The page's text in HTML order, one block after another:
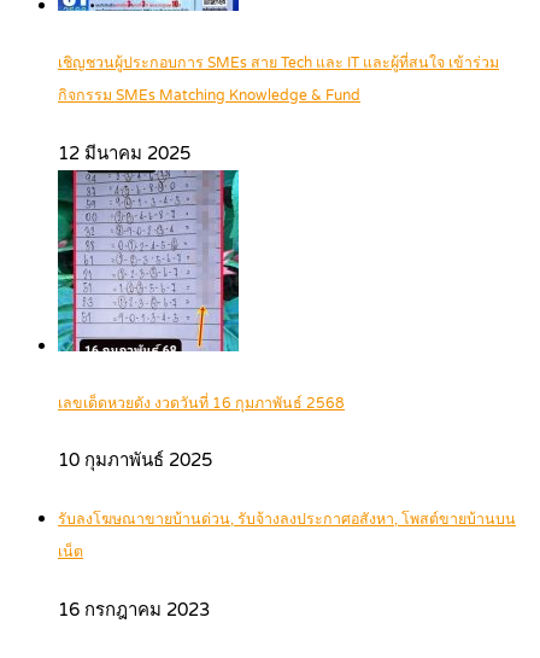
เชิญชวนผู้ประกอบการ SMEs สาย Tech และ IT และผู้ที่สนใจ เข้าร่วม
กิจกรรม SMEs Matching Knowledge & Fund
12 มีนาคม 2025
เลขเด็ดหวยดัง งวดวันที่ 16 กุมภาพันธ์ 2568
10 กุมภาพันธ์ 2025
รับลงโฆษณาขายบ้านด่วน, รับจ้างลงประกาศอสังหา, โพสต์ขายบ้านบน
เน็ต
16 กรกฎาคม 2023